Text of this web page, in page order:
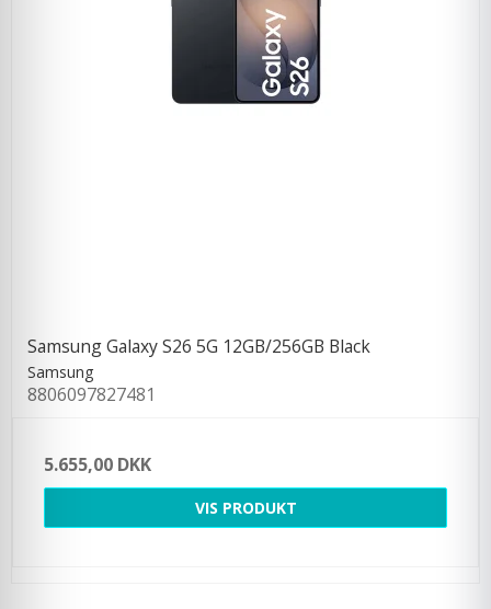
Samsung Galaxy S26 5G 12GB/256GB Black
Samsung
8806097827481
5.655,00 DKK
VIS PRODUKT